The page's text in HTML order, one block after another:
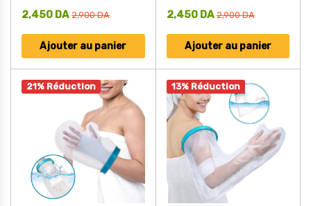
2,900DA
2,450 DA
Ajouter au panier
2,900DA
2,450 DA
Ajouter au panier
21% Réduction 13% Réduction